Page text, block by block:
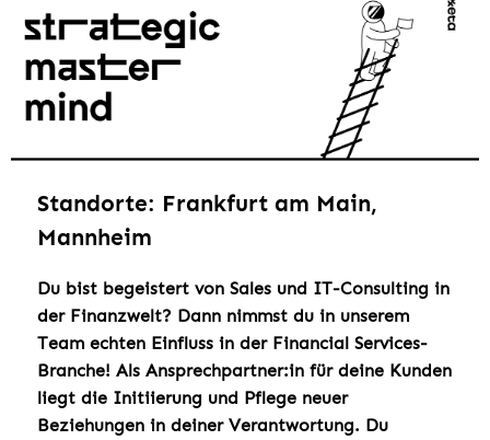
Standorte: Frankfurt am Main,
Mannheim
Du bist begeistert von Sales und IT-Consulting in
der Finanzwelt? Dann nimmst du in unserem
Team echten Einfluss in der Financial Services-
Branche! Als Ansprechpartner:in für deine Kunden
liegt die Initiierung und Pflege neuer
Beziehungen in deiner Verantwortung. Du